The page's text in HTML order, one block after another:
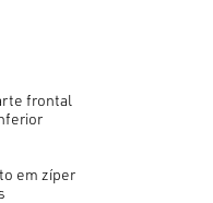
frontal
em zíper